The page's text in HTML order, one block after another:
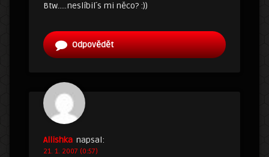
Btw…..neslíbil´s mi něco? :))
Odpovědět
Allishka napsal:
21. 1. 2007 (0:57)